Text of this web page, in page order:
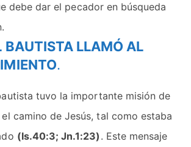
debe dar el pecador en búsqueda
BAUTISTA LLAMÓ AL
.
tuvo la importante misión de
camino de Jesús, tal como estaba
(Is.40:3; Jn.1:23) . Este mensaje